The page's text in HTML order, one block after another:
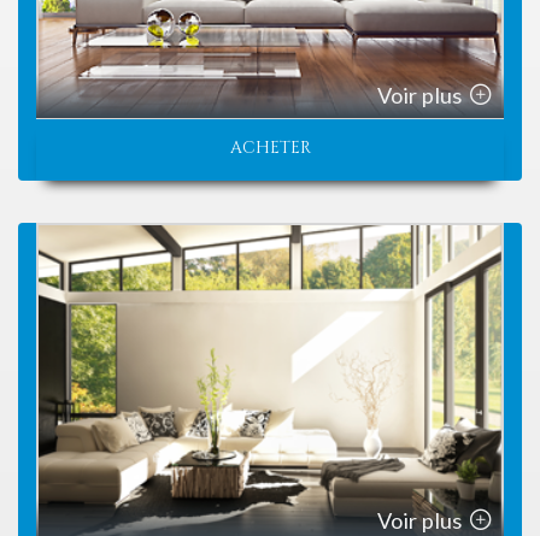
Voir plus
ACHETER
Voir plus